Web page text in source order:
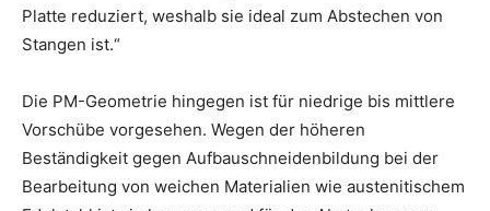
Platte reduziert, weshalb sie ideal zum Abstechen von
Stangen ist.“
Die PM-Geometrie hingegen ist für niedrige bis mittlere
Vorschübe vorgesehen. Wegen der höheren
Beständigkeit gegen Aufbauschneidenbildung bei der
Bearbeitung von weichen Materialien wie austenitischem